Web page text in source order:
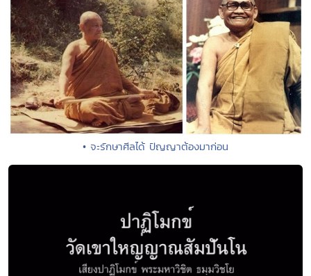
• จะรักษาศีลได้ ปัญญาต้องมาก่อน